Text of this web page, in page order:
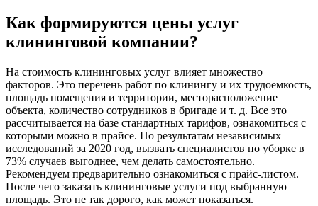
Как формируются цены услуг
клининговой компании?
На стоимость клининговых услуг влияет множество
факторов. Это перечень работ по клинингу и их трудоемкость,
площадь помещения и территории, месторасположение
объекта, количество сотрудников в бригаде и т. д. Все это
рассчитывается на базе стандартных тарифов, ознакомиться с
которыми можно в прайсе. По результатам независимых
исследований за 2020 год, вызвать специалистов по уборке в
73% случаев выгоднее, чем делать самостоятельно.
Рекомендуем предварительно ознакомиться с прайс-листом.
После чего заказать клининговые услуги под выбранную
площадь. Это не так дорого, как может показаться.